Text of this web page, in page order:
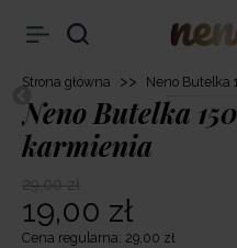
Strona główna >> Neno Butelka
Neno Butelka
karmienia
29,00 zł
19,00 zł
Cena regularna: 29,00 zł